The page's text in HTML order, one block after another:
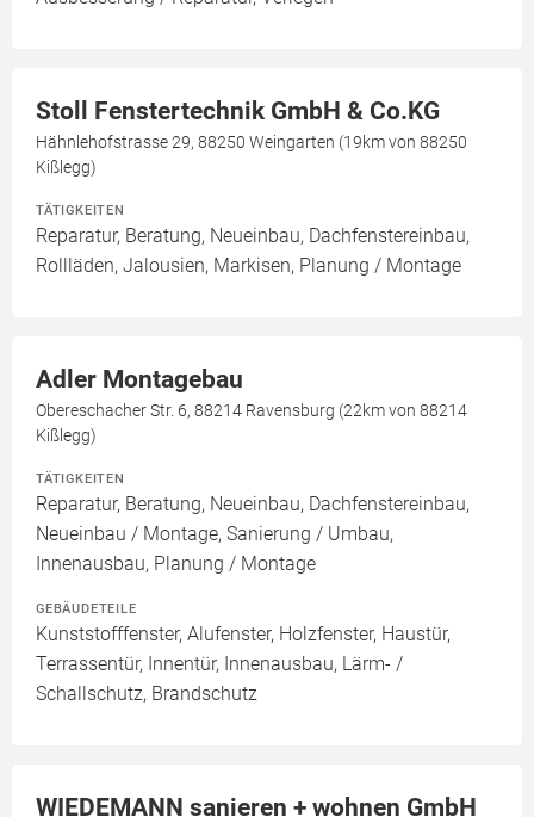
Stoll Fenstertechnik GmbH & Co.KG
Hähnlehofstrasse 29, 88250 Weingarten (19km von 88250
Kißlegg)
TÄTIGKEITEN
Reparatur, Beratung, Neueinbau, Dachfenstereinbau,
Rollläden, Jalousien, Markisen, Planung / Montage
Adler Montagebau
Obereschacher Str. 6, 88214 Ravensburg (22km von 88214
Kißlegg)
TÄTIGKEITEN
Reparatur, Beratung, Neueinbau, Dachfenstereinbau,
Neueinbau / Montage, Sanierung / Umbau,
Innenausbau, Planung / Montage
GEBÄUDETEILE
Kunststofffenster, Alufenster, Holzfenster, Haustür,
Terrassentür, Innentür, Innenausbau, Lärm- /
Schallschutz, Brandschutz
WIEDEMANN sanieren + wohnen GmbH